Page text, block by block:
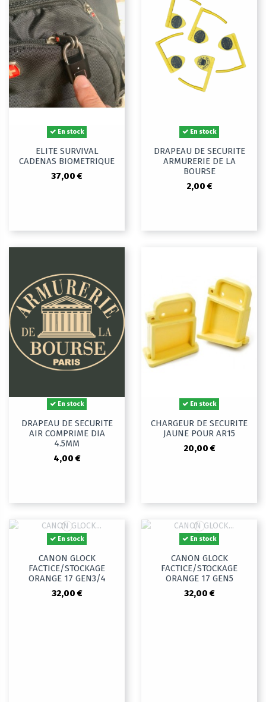
En stock
ELITE SURVIVAL
CADENAS BIOMETRIQUE
37,00 €
En stock
DRAPEAU DE SECURITE
ARMURERIE DE LA
BOURSE
2,00 €
En stock
DRAPEAU DE SECURITE
AIR COMPRIME DIA
4.5MM
4,00 €
En stock
CHARGEUR DE SECURITE
JAUNE POUR AR15
20,00 €
En stock
CANON GLOCK
FACTICE/STOCKAGE
ORANGE 17 GEN3/4
32,00 €
En stock
CANON GLOCK
FACTICE/STOCKAGE
ORANGE 17 GEN5
32,00 €